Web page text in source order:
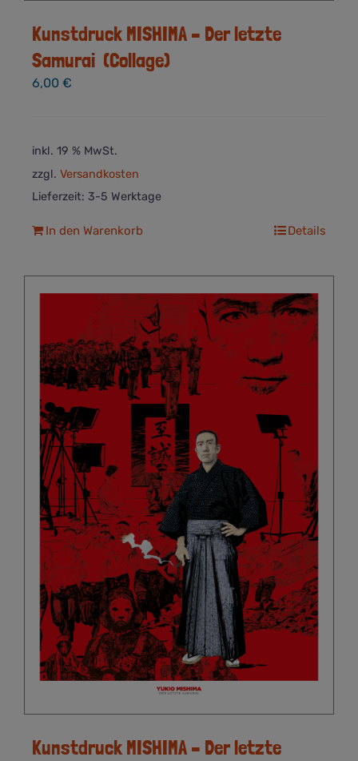
Kunstdruck MISHIMA – Der letzte
Samurai (Collage)
6,00 €
inkl. 19 % MwSt.
zzgl. Versandkosten
Lieferzeit: 3-5 Werktage
In den Warenkorb Details
Kunstdruck MISHIMA – Der letzte